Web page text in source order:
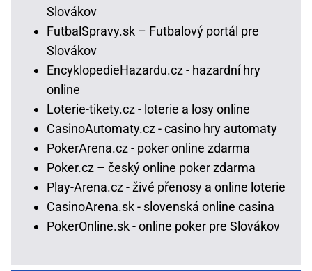
Slovákov
FutbalSpravy.sk – Futbalový portál pre
Slovákov
EncyklopedieHazardu.cz - hazardní hry
online
Loterie-tikety.cz - loterie a losy online
CasinoAutomaty.cz - casino hry automaty
PokerArena.cz - poker online zdarma
Poker.cz – český online poker zdarma
Play-Arena.cz - živé přenosy a online loterie
CasinoArena.sk - slovenská online casina
PokerOnline.sk - online poker pre Slovákov